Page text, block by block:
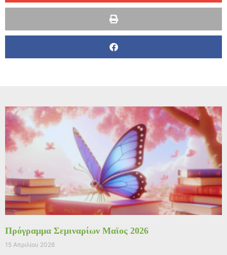
Πρόγραμμα Σεμιναρίων Μαϊος 2026
15 Απριλίου 2026